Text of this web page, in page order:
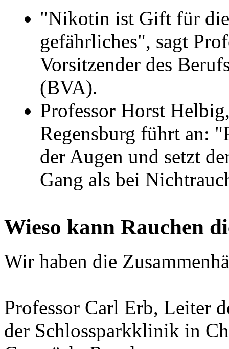
"Nikotin ist Gift für
gefährliches", sagt
Vorsitzender des
(BVA).
Professor Horst
Regensburg führt an:
der Augen und setzt
Gang als bei
Wieso kann Rauchen
Wir haben die
Professor Carl Erb, Leiter
der Schlossparkklinik in